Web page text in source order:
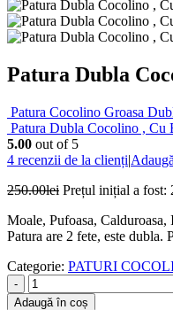
Patura Dubla
Patura Cocolino Groasa
Patura Dubla Cocolino , Cu
5.00 out of 5
4 recenzii de la clienți|
250.00lei Prețul inițial a fost:
Moale, Pufoasa,
Patura are 2 fete, este dubla.
Categorie: PATURI
-
Adaugă în coș